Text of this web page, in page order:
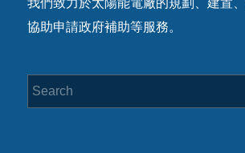
我們致力於太陽能電廠的規劃、建置
協助申請政府補助等服務。